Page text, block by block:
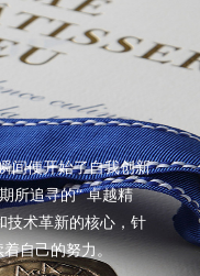
间便开始了自我创新
所追寻的“ 卓越精
技术革新的核心，针
自己的努力。